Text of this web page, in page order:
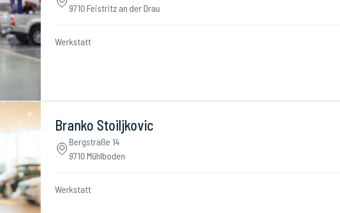
9710 Feistritz an der Drau
Werkstatt
Branko Stoiljkovic
Bergstraße 14
9710 Mühlboden
Werkstatt